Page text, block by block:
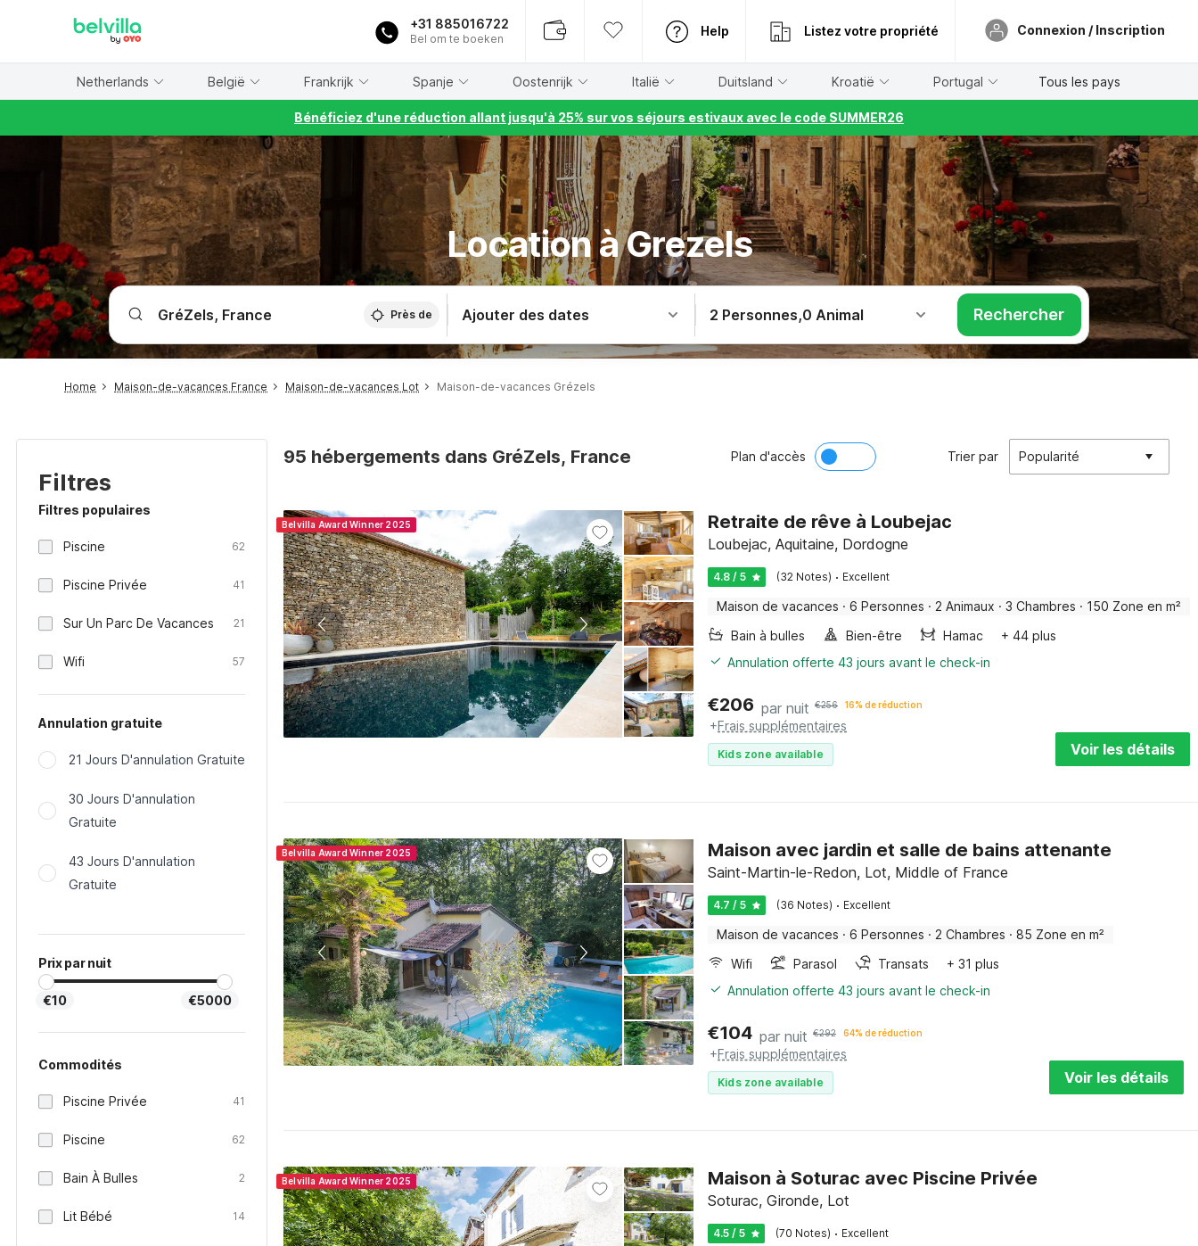
+31 885016722
Bel om te boeken
Help Listez votre propriété Connexion / Inscription
Netherlands België Frankrijk Spanje Oostenrijk Italië Duitsland Kroatië Portugal Tous les pays
Bénéficiez d'une réduction allant jusqu'à 25% sur vos séjours estivaux avec le code SUMMER26
Location à Grezels
Près de Ajouter des dates 2 Personnes,0 Animal Rechercher
Home Maison-de-vacances France Maison-de-vacances Lot Maison-de-vacances Grézels
Filtres
Filtres populaires
Piscine 62
Piscine Privée 41
Sur Un Parc De Vacances 21
Wifi 57
Annulation gratuite
21 Jours D'annulation Gratuite
30 Jours D'annulation
Gratuite
43 Jours D'annulation
Gratuite
Prix par nuit
€10 €5000
Commodités
Piscine Privée 41
Piscine 62
Bain À Bulles 2
Lit Bébé 14
95 hébergements dans GréZels, France Plan d'accès Trier par Popularité
Belvilla Award Winner 2025 Retraite de rêve à Loubejac
Loubejac, Aquitaine, Dordogne
4.8 / 5 (32 Notes) · Excellent
Maison de vacances · 6 Personnes · 2 Animaux · 3 Chambres · 150 Zone en m²
Bain à bulles
Bien-être Hamac
+ 44 plus
Annulation offerte 43 jours avant le check-in
€206 par nuit €256 16% de réduction
+Frais supplémentaires
Kids zone available Voir les détails
Belvilla Award Winner 2025 Maison avec jardin et salle de bains attenante
Saint-Martin-le-Redon, Lot, Middle of France
4.7 / 5 (36 Notes) · Excellent
Maison de vacances · 6 Personnes · 2 Chambres · 85 Zone en m²
Wifi
Parasol Transats
+ 31 plus
Annulation offerte 43 jours avant le check-in
€104 par nuit €292 64% de réduction
+Frais supplémentaires
Kids zone available Voir les détails
Belvilla Award Winner 2025 Maison à Soturac avec Piscine Privée
Soturac, Gironde, Lot
4.5 / 5 (70 Notes) · Excellent